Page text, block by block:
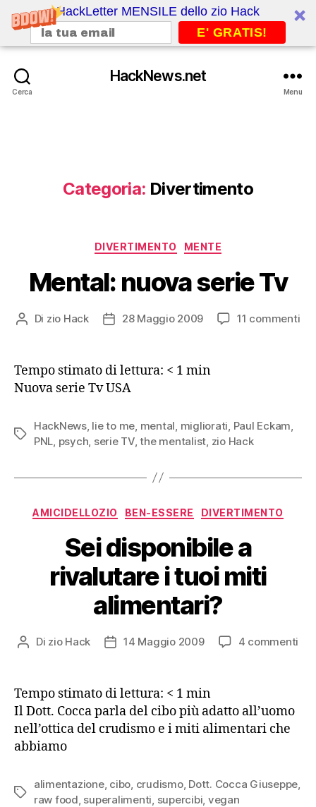
HackLetter MENSILE dello zio Hack
E' GRATIS!
Cerca
HackNews.net
Menu
Categoria: Divertimento
Categorie
DIVERTIMENTO MENTE
Mental: nuova serie Tv
Autore
Di zio Hack
Data28 Maggio 2009 11 commentisu
Tempo stimato di lettura: < 1 min
Nuova serie Tv USA
Tag
HackNews, lie to me mental migliorati Paul Eckam
PNL psych serie TV,the mentalist zio Hack
Categorie
AMICIDELLOZIO BEN-ESSERE DIVERTIMENTO
Sei disponibile a
rivalutare i tuoi miti
alimentari?
Autore
Di zio Hack
Data14 Maggio 2009 4 commenti
Tempo stimato di lettura: < 1 min
Il Dott. Cocca parla del cibo più adatto all’uomo
nell’ottica del crudismo e i miti alimentari che
abbiamo
Tag
alimentazione, cibo, crudismo, Dott. Cocca Giuseppe,
raw food, superalimenti, supercibi, vegan